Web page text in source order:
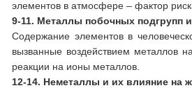
элементов в атмосфере – фактор
9-11. Металлы побочных подгрупп
Содержание элементов в
вызванные воздействием металлов
реакции на ионы металлов.
12-14. Неметаллы и их влияние на